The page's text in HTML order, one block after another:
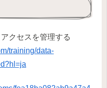
クセスを管理する
training/data-